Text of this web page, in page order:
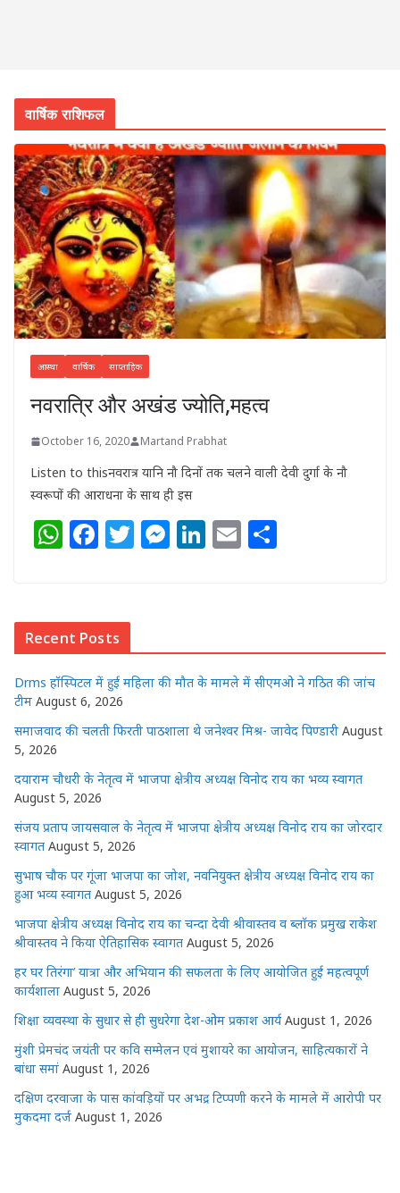
वार्षिक राशिफल
आस्था वार्षिक साप्ताहिक
नवरात्रि और अखंड ज्योति,महत्व
October 16, 2020 Martand Prabhat
Listen to thisनवरात्र यानि नौ दिनों तक चलने वाली देवी दुर्गा के नौ
स्वरूपों की आराधना के साथ ही इस
W
s
A
p
p
F
e
b
o
o
k
T
r
M
n
g
r
Li
dI
n
E
Recent Posts
Drms हॉस्पिटल में हुई महिला की मौत के मामले में सीएमओ ने गठित की जांच
टीम August 6, 2026
समाजवाद की चलती फिरती पाठशाला थे जनेश्वर मिश्र- जावेद पिण्डारी August
5, 2026
दयाराम चौधरी के नेतृत्व में भाजपा क्षेत्रीय अध्यक्ष विनोद राय का भव्य स्वागत
August 5, 2026
संजय प्रताप जायसवाल के नेतृत्व में भाजपा क्षेत्रीय अध्यक्ष विनोद राय का जोरदार
स्वागत August 5, 2026
सुभाष चौक पर गूंजा भाजपा का जोश, नवनियुक्त क्षेत्रीय अध्यक्ष विनोद राय का
हुआ भव्य स्वागत August 5, 2026
भाजपा क्षेत्रीय अध्यक्ष विनोद राय का चन्दा देवी श्रीवास्तव व ब्लॉक प्रमुख राकेश
श्रीवास्तव ने किया ऐतिहासिक स्वागत August 5, 2026
हर घर तिरंगा’ यात्रा और अभियान की सफलता के लिए आयोजित हुई महत्वपूर्ण
कार्यशाला August 5, 2026
शिक्षा व्यवस्था के सुधार से ही सुधरेगा देश-ओम प्रकाश आर्य August 1, 2026
मुंशी प्रेमचंद जयंती पर कवि सम्मेलन एवं मुशायरे का आयोजन, साहित्यकारों ने
बांधा समां August 1, 2026
दक्षिण दरवाजा के पास कांवड़ियों पर अभद्र टिप्पणी करने के मामले में आरोपी पर
मुकदमा दर्ज August 1, 2026